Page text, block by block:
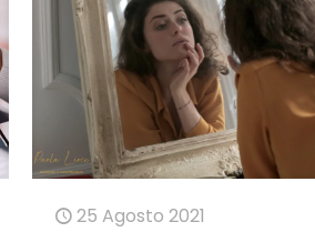
25 Agosto 2021